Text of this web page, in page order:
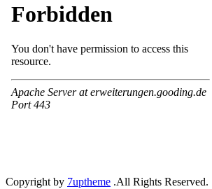
Copyright by 7uptheme .All Rights Reserved.